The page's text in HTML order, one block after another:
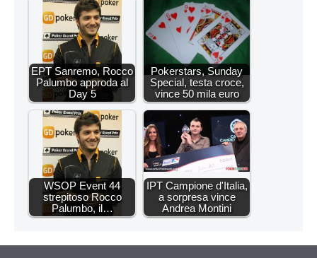
EPT Sanremo, Rocco
Palumbo approda al
Day 5
Pokerstars, Sunday
Special, testa croce,
vince 50 mila euro
WSOP Event 44
strepitoso Rocco
Palumbo, il…
IPT Campione d'Italia,
a sorpresa vince
Andrea Montini